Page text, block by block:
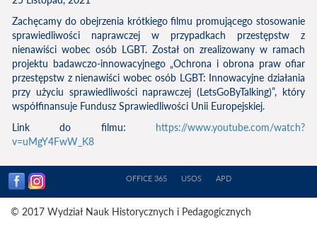
Zachęcamy do obejrzenia krótkiego filmu promującego stosowanie
sprawiedliwości naprawczej w przypadkach przestępstw z
nienawiści wobec osób LGBT. Został on zrealizowany w ramach
projektu badawczo-innowacyjnego „Ochrona i obrona praw ofiar
przestępstw z nienawiści wobec osób LGBT: Innowacyjne działania
przy użyciu sprawiedliwości naprawczej (LetsGoByTalking)”, który
współfinansuje Fundusz Sprawiedliwości Unii Europejskiej.
Link do filmu: https://www.youtube.com/watch?
v=uMgY4FwW_K8
OFFICE 365 USOS APD
© 2017 Wydział Nauk Historycznych i Pedagogicznych